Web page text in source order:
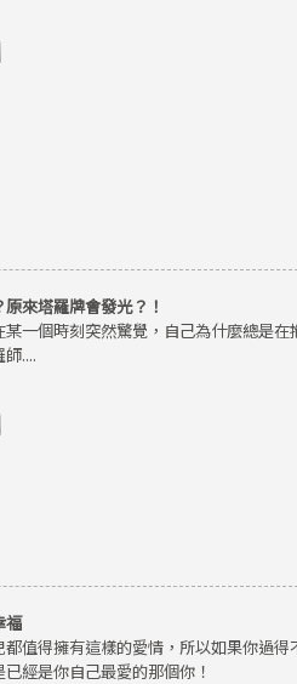
來塔羅牌會發光？！
某一個時刻突然驚覺，自己為什麼總是
....
福
都值得擁有這樣的愛情，所以如果你過
經是你自己最愛的那個你！